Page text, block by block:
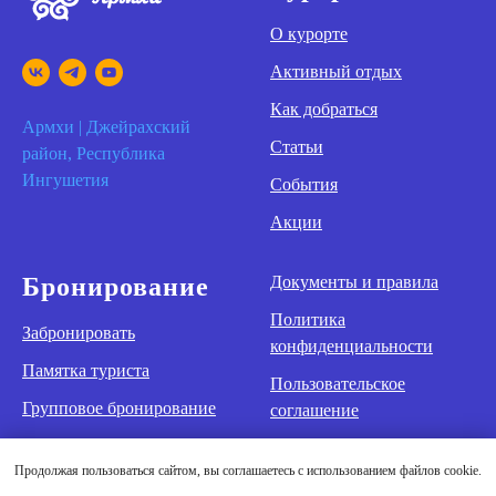
Продолжая пользоваться сайтом, вы соглашаетесь с использованием файлов cookie.
Армхи | Джейрахский
район, Республика
Ингушетия
О курорте
Активный отдых
Как добраться
Статьи
События
Акции
Бронирование
Забронировать
Памятка туриста
Групповое бронирование
Контакты
Документы и правила
Политика
конфиденциальности
Пользовательское
соглашение